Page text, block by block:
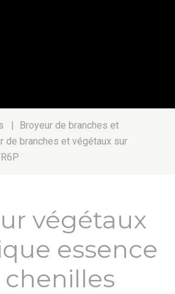
|
Broyeur de branches et
de branches et végétaux sur
végétaux
essence
chenilles